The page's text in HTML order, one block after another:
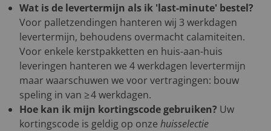
Wat is de levertermijn als ik 'last-minute' bestel?
Voor palletzendingen hanteren wij 3 werkdagen
levertermijn, behoudens overmacht calamiteiten.
Voor enkele kerstpakketten en huis-aan-huis
leveringen hanteren we 4 werkdagen levertermijn
maar waarschuwen we voor vertragingen: bouw
speling in van ≥ 4 werkdagen.
Hoe kan ik mijn kortingscode gebruiken? Uw
kortingscode is geldig op onze huisselectie